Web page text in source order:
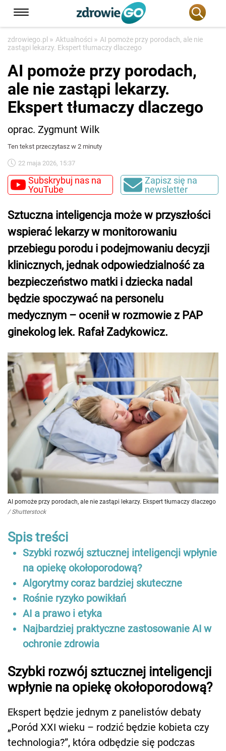
zdrowiego.pl » Aktualności » AI pomoże przy porodach, ale nie
zastąpi lekarzy. Ekspert tłumaczy dlaczego
AI pomoże przy porodach,
ale nie zastąpi lekarzy.
Ekspert tłumaczy dlaczego
oprac. Zygmunt Wilk
Ten tekst przeczytasz w 2 minuty
22 maja 2026, 15:37
Subskrybuj nas na
YouTube
Zapisz się na
newsletter
Sztuczna inteligencja może w przyszłości
wspierać lekarzy w monitorowaniu
przebiegu porodu i podejmowaniu decyzji
klinicznych, jednak odpowiedzialność za
bezpieczeństwo matki i dziecka nadal
będzie spoczywać na personelu
medycznym – ocenił w rozmowie z PAP
ginekolog lek. Rafał Zadykowicz.
AI pomoże przy porodach, ale nie zastąpi lekarzy. Ekspert tłumaczy dlaczego
/ Shutterstock
Spis treści
Szybki rozwój sztucznej inteligencji wpłynie
na opiekę okołoporodową?
Algorytmy coraz bardziej skuteczne
Rośnie ryzyko powikłań
AI a prawo i etyka
Najbardziej praktyczne zastosowanie AI w
ochronie zdrowia
Szybki rozwój sztucznej inteligencji
wpłynie na opiekę okołoporodową?
Ekspert będzie jednym z panelistów debaty
„Poród XXI wieku – rodzić będzie kobieta czy
technologia?”, która odbędzie się podczas